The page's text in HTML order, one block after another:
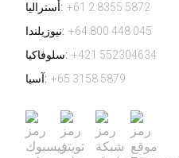
أستراليا: +61 2 8355 5872
نيوزيلندا: +64 800 448 045
سلوفاكيا: +421 552304634
آسيا: +65 3158 5879